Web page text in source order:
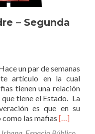
– Segunda
un par de semanas
artículo en la cual
tienen una relación
tiene el Estado. La
es que en su
las mafias Leer
[…]